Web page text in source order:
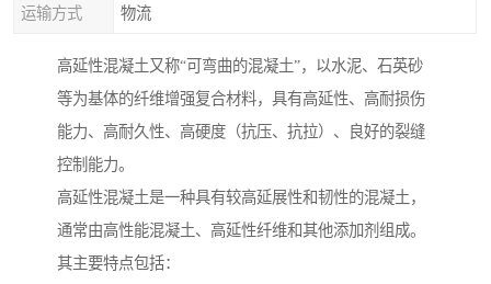
运输方式 物流
高延性混凝土又称“可弯曲的混凝土”，以水泥、石英砂
等为基体的纤维增强复合材料，具有高延性、高耐损伤
能力、高耐久性、高硬度（抗压、抗拉）、良好的裂缝
控制能力。
高延性混凝土是一种具有较高延展性和韧性的混凝土，
通常由高性能混凝土、高延性纤维和其他添加剂组成。
其主要特点包括：